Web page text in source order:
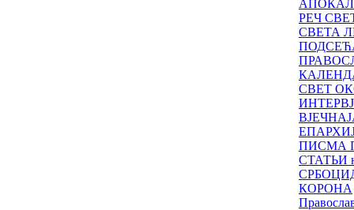
РЕЧ
СВЕТА
СВЕТ
ПИСМА
СТАТЬИ
КОРОНА